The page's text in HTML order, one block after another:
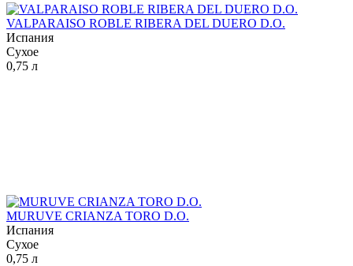
VALPARAISO ROBLE RIBERA DEL DUERO D.O.
Испания
Сухое
0,75 л
MURUVE CRIANZA TORO D.O.
Испания
Сухое
0,75 л